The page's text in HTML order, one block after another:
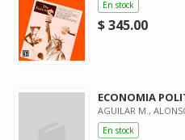
En stock
$ 345.00
ECONOMIA
AGUILAR M.,
En stock